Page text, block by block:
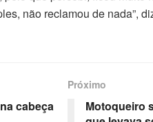
não reclamou de nada”,
cabeça
Próximo
Motoqueiro